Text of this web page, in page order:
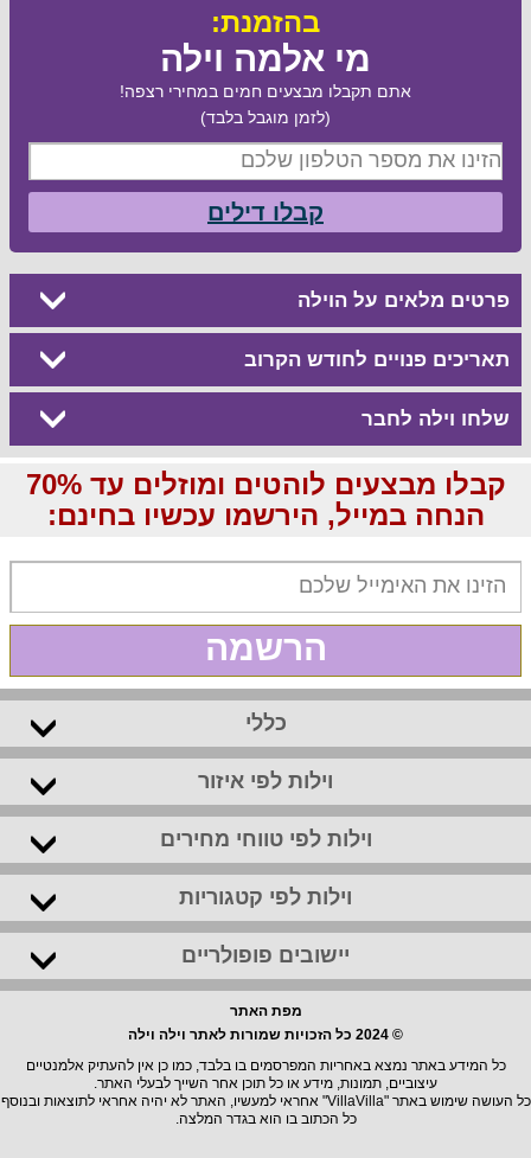
בהזמנת:
מי אלמה וילה
אתם תקבלו מבצעים חמים במחירי רצפה!
(לזמן מוגבל בלבד)
קבלו דילים
פרטים מלאים על הוילה
תאריכים פנויים לחודש הקרוב
שלחו וילה לחבר
קבלו מבצעים לוהטים ומוזלים עד 70%
הנחה במייל, הירשמו עכשיו בחינם:
הרשמה
כללי
וילות לפי איזור
וילות לפי טווחי מחירים
וילות לפי קטגוריות
יישובים פופולריים
מפת האתר
© 2024 כל הזכויות שמורות לאתר וילה וילה
כל המידע באתר נמצא באחריות המפרסמים בו בלבד, כמו כן אין להעתיק אלמנטיים
עיצוביים, תמונות, מידע או כל תוכן אחר השייך לבעלי האתר.
כל העושה שימוש באתר "VillaVilla" אחראי למעשיו, האתר לא יהיה אחראי לתוצאות ובנוסף
כל הכתוב בו הוא בגדר המלצה.